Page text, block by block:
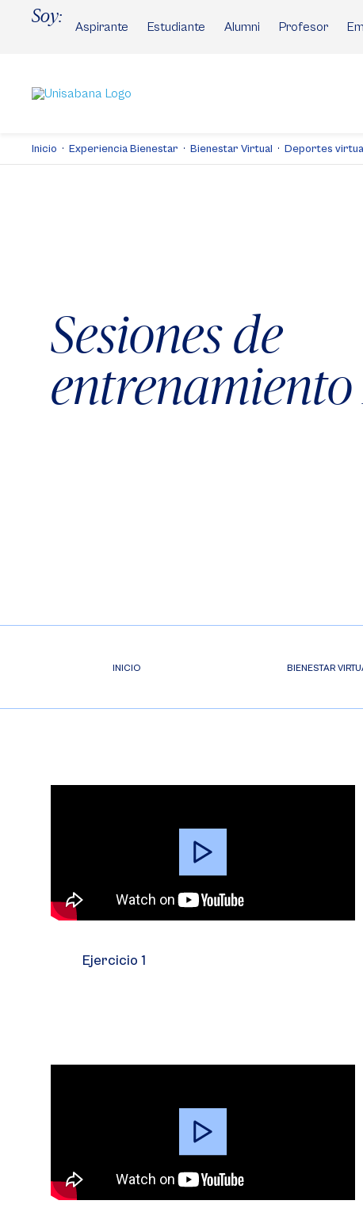
Soy:
Aspirante Estudiante Alumni Profesor
Inicio Experiencia Bienestar Bienestar Virtual Deportes
Sesiones de
INICIO BIENESTAR
Ejercicio 1